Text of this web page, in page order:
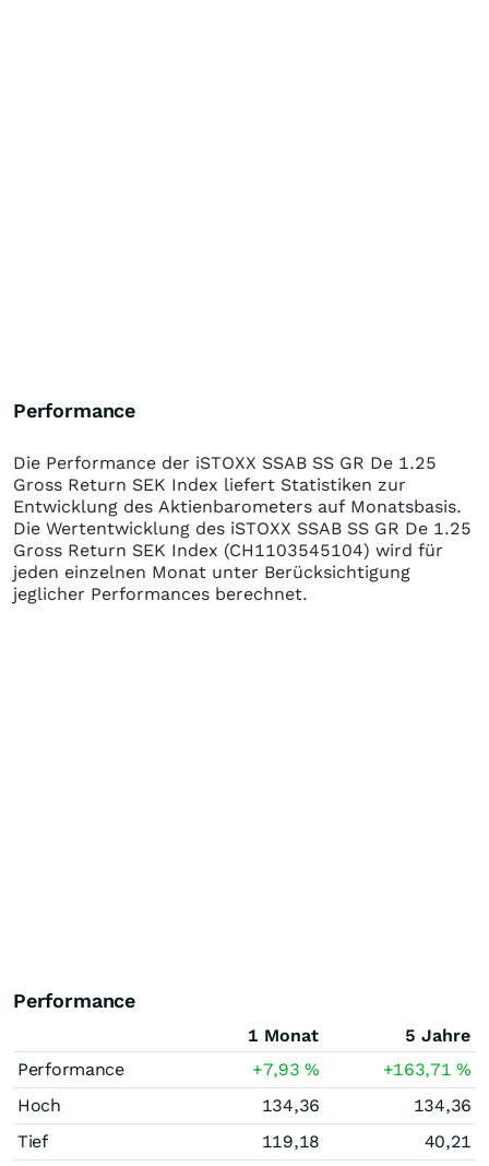
Performance
Die Performance der iSTOXX SSAB SS GR De 1.25
Gross Return SEK Index liefert Statistiken zur
Entwicklung des Aktienbarometers auf Monatsbasis.
Die Wertentwicklung des iSTOXX SSAB SS GR De 1.25
Gross Return SEK Index (CH1103545104) wird für
jeden einzelnen Monat unter Berücksichtigung
jeglicher Performances berechnet.
Performance
1 Monat
5 Jahre
Performance
+7,93% +163,71%
Hoch
134,36
134,36
Tief
119,18
40,21